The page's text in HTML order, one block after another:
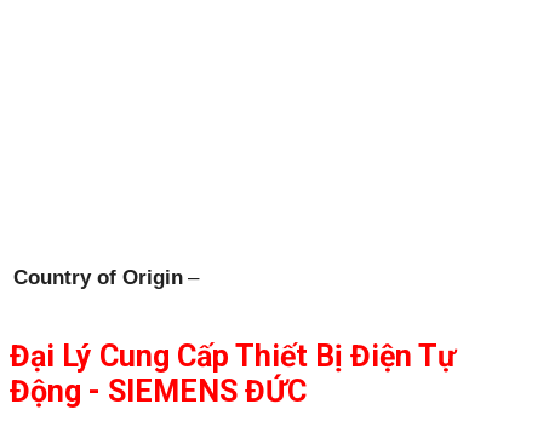
Country of Origin –
Đại Lý Cung Cấp Thiết Bị Điện Tự
Động - SIEMENS ĐỨC